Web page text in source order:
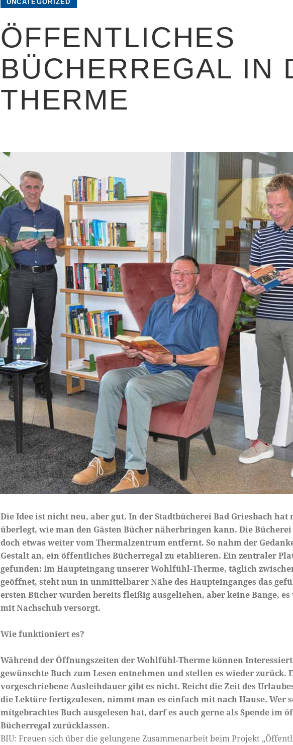
UNCATEGORIZED
ÖFFENTLICHES
BÜCHERREGAL IN
THERME
Die Idee ist nicht neu, aber gut. In der Stadtbücherei Bad Griesbach hat
überlegt, wie man den Gästen Bücher näherbringen kann. Die
doch etwas weiter vom Thermalzentrum entfernt. So nahm der
Gestalt an, ein öffentliches Bücherregal zu etablieren. Ein zentraler
gefunden: Im Haupteingang unserer Wohlfühl-Therme, täglich
geöffnet, steht nun in unmittelbarer Nähe des Haupteinganges das
ersten Bücher wurden bereits fleißig ausgeliehen, aber keine Bange,
mit Nachschub versorgt.
Wie funktioniert es?
Während der Öffnungszeiten der Wohlfühl-Therme können
gewünschte Buch zum Lesen entnehmen und stellen es wieder zurück.
vorgeschriebene Ausleihdauer gibt es nicht. Reicht die Zeit des
die Lektüre fertigzulesen, nimmt man es einfach mit nach Hause. Wer
mitgebrachtes Buch ausgelesen hat, darf es auch gerne als Spende im
Bücherregal zurücklassen.
BIU: Freuen sich über die gelungene Zusammenarbeit beim Projekt